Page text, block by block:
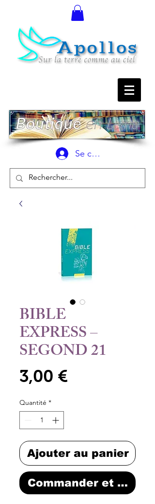
Se connecter
BIBLE
EXPRESS –
SEGOND 21
3,00 €
Quantité *
Ajouter au panier
Commander et payer